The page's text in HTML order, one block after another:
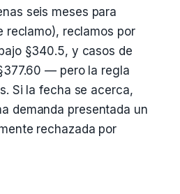
seis meses para
reclamo), reclamos por
§340.5, y casos de
— pero la regla
Si la fecha se acerca,
demanda presentada un
rechazada por